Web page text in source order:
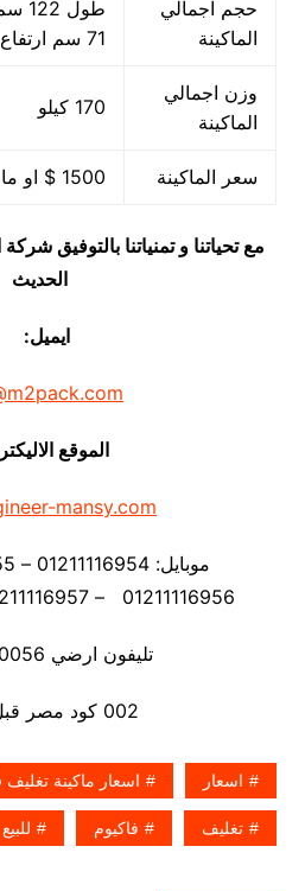
حجم اجمالي
الماكينة
71 سم ارتفاع
وزن اجمالي
الماكينة
170 كيلو
سعر الماكينة 1500 $ او ما يعادله بالجنيه المصرى
مع تحياتنا و تمنياتنا بالتوفيق
الحديث
ايميل:
الموقع
mansy.com
تليفون ارضي 0225880056
002 كود مصر قبل الرقم
اسعار اسعار ماكينة تغليف
تغليف فاكيوم للبيع